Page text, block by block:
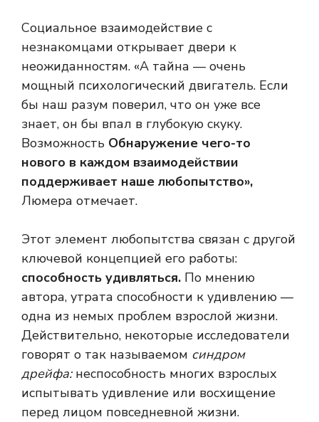
Социальное взаимодействие с
незнакомцами открывает двери к
неожиданностям. «А тайна — очень
мощный психологический двигатель. Если
бы наш разум поверил, что он уже все
знает, он бы впал в глубокую скуку.
Возможность Обнаружение чего-то
нового в каждом взаимодействии
поддерживает наше любопытство»,
Люмера отмечает.
Этот элемент любопытства связан с другой
ключевой концепцией его работы:
способность удивляться. По мнению
автора, утрата способности к удивлению —
одна из немых проблем взрослой жизни.
Действительно, некоторые исследователи
говорят о так называемом синдром
дрейфа:неспособность многих взрослых
испытывать удивление или восхищение
перед лицом повседневной жизни.